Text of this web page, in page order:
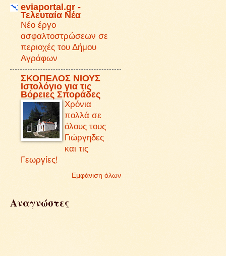
eviaportal.gr -
Τελευταία Νέα
Νέο έργο
ασφαλτοστρώσεων σε
περιοχές του Δήμου
Αγράφων
ΣΚΟΠΕΛΟΣ ΝΙΟΥΣ
Iστολόγιο για τις
Βόρειες Σποράδες
Χρόνια
πολλά σε
όλους τους
Γιώργηδες
και τις
Γεωργίες!
Εμφάνιση όλων
Αναγνώστες